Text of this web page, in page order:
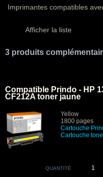
Imprimantes compatibles
Afficher la liste
3 produits
Compatible Prindo - HP
CF212A toner jaune
Yellow
1800 pages
Cartouche
Cartouche
QUANTITÉ